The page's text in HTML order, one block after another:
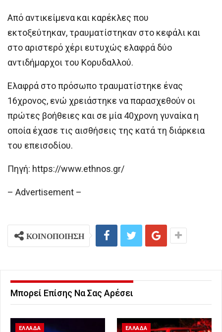
Από αντικείμενα και καρέκλες που
εκτοξεύτηκαν, τραυματίστηκαν στο κεφάλι και
στο αριστερό χέρι ευτυχώς ελαφρά δύο
αντιδήμαρχοι του Κορυδαλλού.
Ελαφρά στο πρόσωπο τραυματίστηκε ένας
16χρονος, ενώ χρειάστηκε να παρασχεθούν οι
πρώτες βοήθειες και σε μία 40χρονη γυναίκα η
οποία έχασε τις αισθήσεις της κατά τη διάρκεια
του επεισοδίου.
Πηγή: https://www.ethnos.gr/
– Advertisement –
ΚΟΙΝΟΠΟΙΗΣΗ
Μπορεί Επίσης Να Σας Αρέσει
ΕΛΛΑΔΑ ΕΛΛΑΔΑ